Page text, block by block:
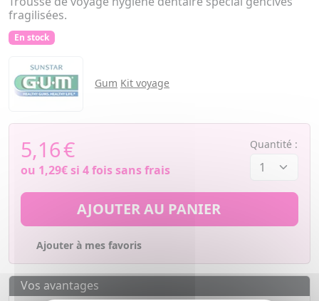
fragilisées.
En stock
Gum Kit voyage
5,16€
ou 1,29€si 4 fois sans frais
Quantité :
AJOUTER AU PANIER
Ajouter à mes favoris
Vos avantages